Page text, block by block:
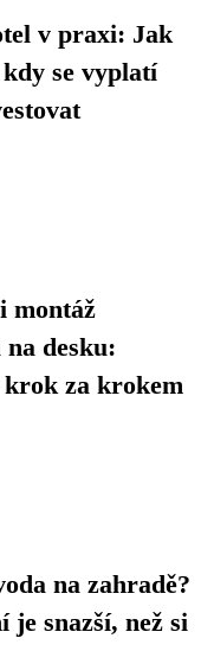
v praxi: Jak
se vyplatí
montáž
desku:
krok za krokem
na zahradě?
je snazší, než si